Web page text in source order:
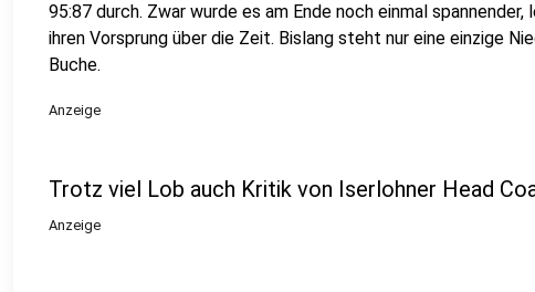
95:87 durch. Zwar wurde es am Ende noch einmal
ihren Vorsprung über die Zeit. Bislang steht nur eine einzige
Buche.
Anzeige
Trotz viel Lob auch Kritik von Iserlohner Head
Anzeige